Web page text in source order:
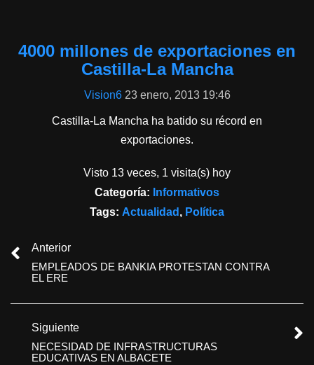
4000 millones de exportaciones en
Castilla-La Mancha
Vision6 23 enero, 2013 19:46
Castilla-La Mancha ha batido su récord en
exportaciones.
Visto 13 veces, 1 visita(s) hoy
Categoría: Informativos
Tags: Actualidad , Política
Anterior
EMPLEADOS DE BANKIA PROTESTAN CONTRA
EL ERE
Siguiente
NECESIDAD DE INFRASTRUCTURAS
EDUCATIVAS EN ALBACETE